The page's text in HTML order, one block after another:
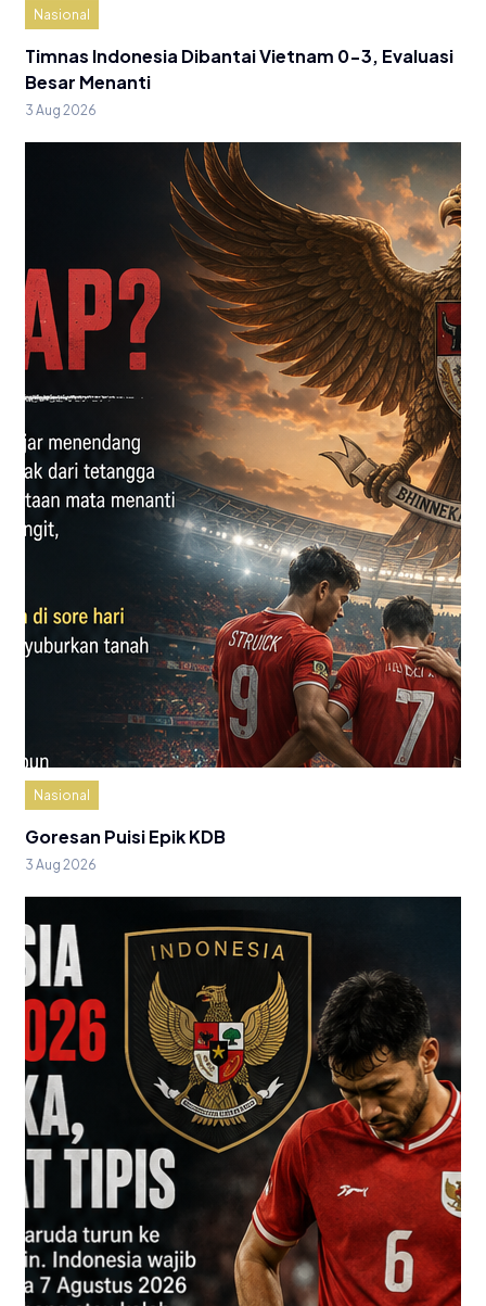
Nasional
Timnas Indonesia Dibantai Vietnam 0-3, Evaluasi
Besar Menanti
3 Aug 2026
Nasional
Goresan Puisi Epik KDB
3 Aug 2026